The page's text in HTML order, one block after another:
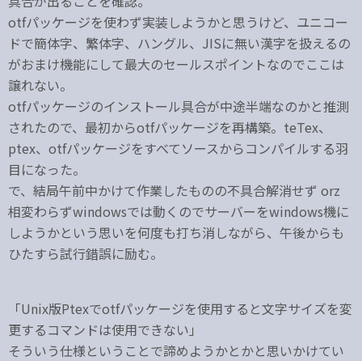
otfパッケージを使わず実装しようかと思うけど、ユニコー
ドで簡体字、繁体字、ハングル、JISに無い漢字を扱えるの
がおまけ機能にして最大のセールスポイントなのでここは
譲れない。
otfパッケージのインストール具合が中途半端なのかと推測
されたので、最初からotfパッケージを再構築。teTex、
ptex、otfパッケージをすべてソースからコンパイルする羽
目になった。
で、結局午前中かけて作業したものの不具合解消せず orz
相変わらずwindowsでは動くのでサーバーをwindows機に
しようかという思いを何度も打ち消しながら、午後からも
ひたすら試行錯誤に励む。
「Unix版Ptexでotfパッケージを使用すると文字サイズを変
更するコマンドは使用できない」
そういう仕様ということで諦めようかとかと思いかけてい